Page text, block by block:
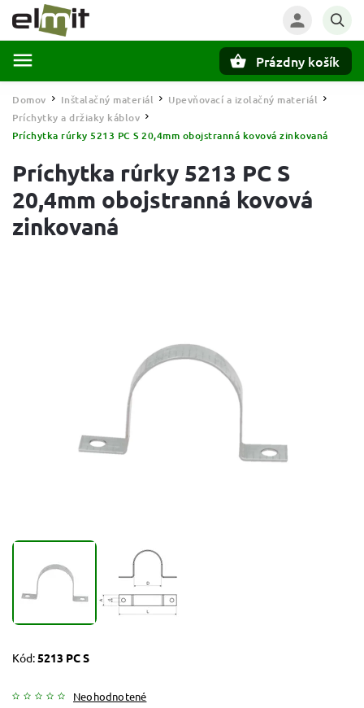
Prázdny košík
Domov / Inštalačný materiál / Upevňovací a izolačný materiál /
Príchytky a držiaky káblov /
Príchytka rúrky 5213 PC S 20,4mm obojstranná kovová zinkovaná
Príchytka rúrky 5213 PC S
20,4mm obojstranná kovová
zinkovaná
Kód: 5213 PC S
Neohodnotené